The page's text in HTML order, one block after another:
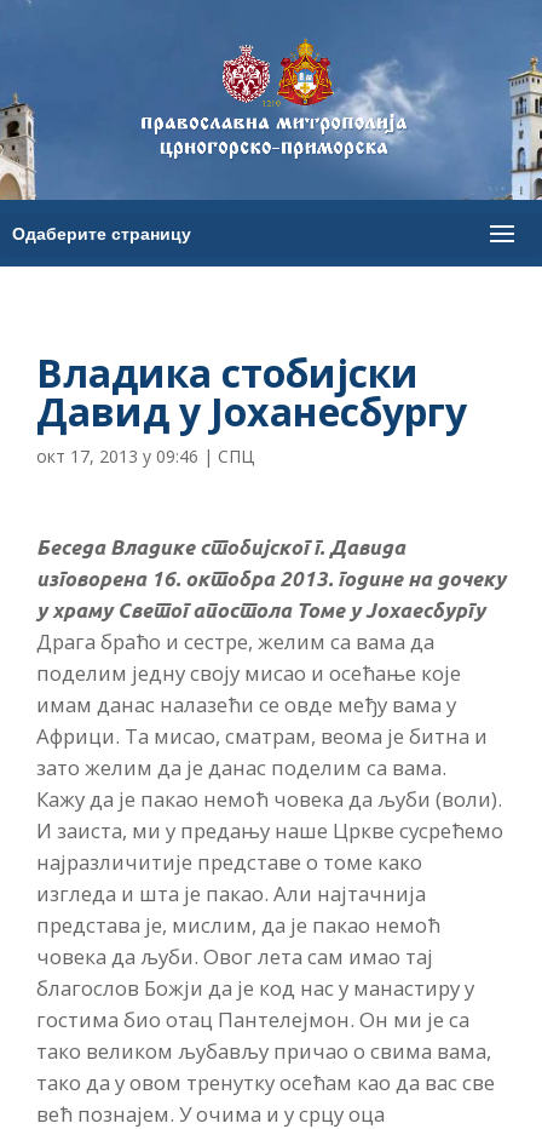
Владика стобијски
Давид у Јоханесбургу
окт 17, 2013 у 09:46 | СПЦ
Беседа Владике стобијског г. Давида
изговорена 16. октобра 2013. године на дочеку
у храму Светог апостола Томе у Јохаесбургу
Драга браћо и сестре, желим са вама да
поделим једну своју мисао и осећање које
имам данас налазећи се овде међу вама у
Африци. Та мисао, сматрам, веома је битна и
зато желим да је данас поделим са вама.
Кажу да је пакао немоћ човека да љуби (воли).
И заиста, ми у предању наше Цркве сусрећемо
најразличитије представе о томе како
изгледа и шта је пакао. Али најтачнија
представа је, мислим, да је пакао немоћ
човека да љуби. Овог лета сам имао тај
благослов Божји да је код нас у манастиру у
гостима био отац Пантелејмон. Он ми је са
тако великом љубављу причао о свима вама,
тако да у овом тренутку осећам као да вас све
већ познајем. У очима и у срцу оца